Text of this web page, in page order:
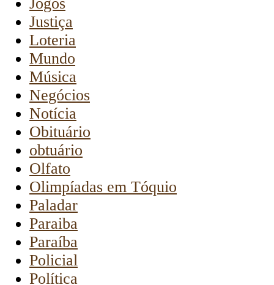
Justiça
Loteria
Mundo
Música
Negócios
Notícia
Obituário
obtuário
Olfato
Olimpíadas em Tóquio
Paladar
Paraiba
Paraíba
Policial
Política